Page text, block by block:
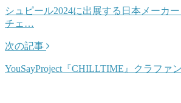
シュピール2024に出展する日本メーカ
チェ…
次の記事
YouSayProject『CHILLTIME』クラファ